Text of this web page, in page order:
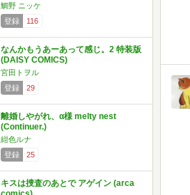
鯛野 ニッケ
登録
116
なんかもうあーあって感じ。2 特装版
(DAISY COMICS)
宮田トヲル
登録
29
離婚しやがれ、α様 melty nest
(Continuer.)
紺色ルナ
登録
25
キスは捜査のあとで アゲイン (arca